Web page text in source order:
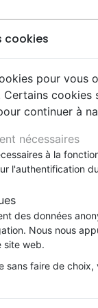
Bibles
NEG
Santé
Bibles
Album
cookies
pour vous
cookies
continuer à
nécessaires
à la
l'authentification
des données
Nous nous
site web.
sans faire de